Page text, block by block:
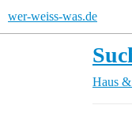
wer-weiss-was.de
Haus